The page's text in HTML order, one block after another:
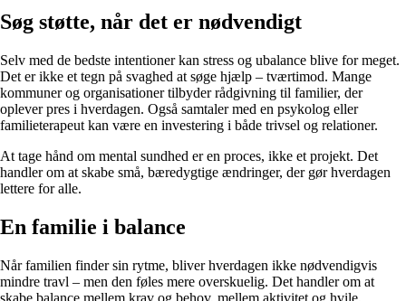
Søg støtte, når det er nødvendigt
Selv med de bedste intentioner kan stress og ubalance blive for meget.
Det er ikke et tegn på svaghed at søge hjælp – tværtimod. Mange
kommuner og organisationer tilbyder rådgivning til familier, der
oplever pres i hverdagen. Også samtaler med en psykolog eller
familieterapeut kan være en investering i både trivsel og relationer.
At tage hånd om mental sundhed er en proces, ikke et projekt. Det
handler om at skabe små, bæredygtige ændringer, der gør hverdagen
lettere for alle.
En familie i balance
Når familien finder sin rytme, bliver hverdagen ikke nødvendigvis
mindre travl – men den føles mere overskuelig. Det handler om at
skabe balance mellem krav og behov, mellem aktivitet og hvile,